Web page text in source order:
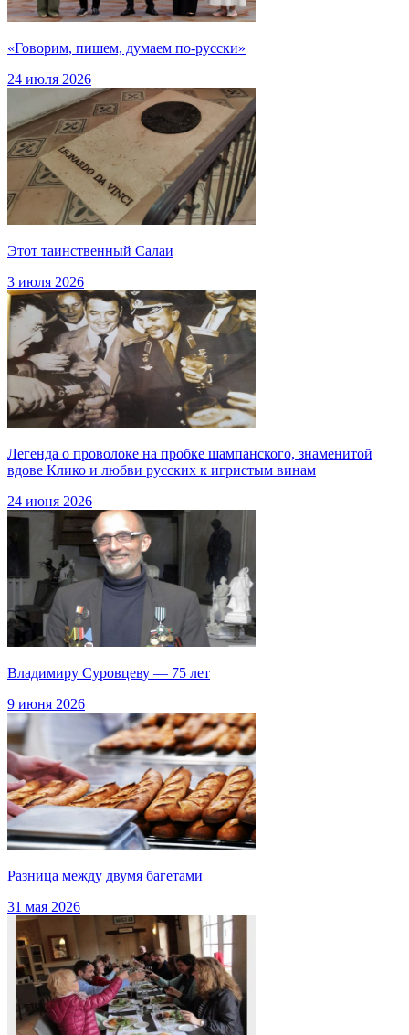
«Говорим, пишем, думаем по-русски»
24 июля 2026
Этот таинственный Салаи
3 июля 2026
Легенда о проволоке на пробке шампанского, знаменитой
вдове Клико и любви русских к игристым винам
24 июня 2026
Владимиру Суровцеву — 75 лет
9 июня 2026
Разница между двумя багетами
31 мая 2026